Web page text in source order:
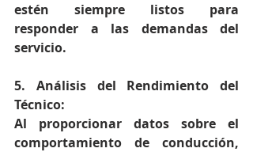
estén siempre listos para
responder a las demandas del
servicio.
5. Análisis del Rendimiento del
Técnico:
Al proporcionar datos sobre el
comportamiento de conducción,